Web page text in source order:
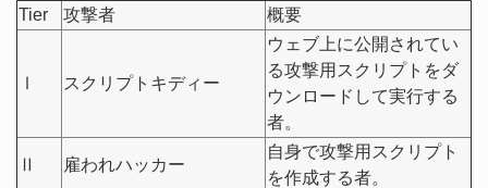
Tier 攻撃者 概要
Ⅰ スクリプトキディー
ウェブ上に公開されてい
る攻撃用スクリプトをダ
ウンロードして実行する
者。
Ⅱ 雇われハッカー
自身で攻撃用スクリプト
を作成する者。